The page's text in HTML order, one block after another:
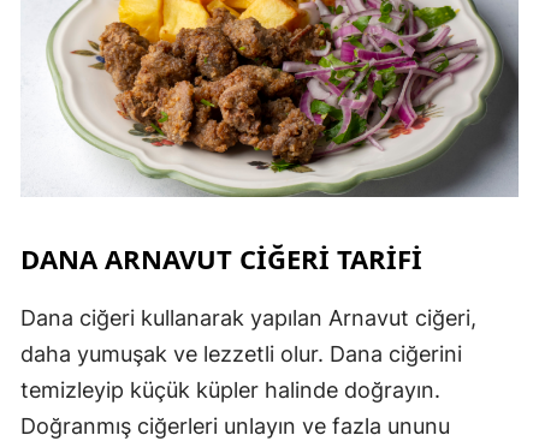
DANA ARNAVUT CIĞERI TARIFI
Dana ciğeri kullanarak yapılan Arnavut ciğeri,
daha yumuşak ve lezzetli olur. Dana ciğerini
temizleyip küçük küpler halinde doğrayın.
Doğranmış ciğerleri unlayın ve fazla ununu